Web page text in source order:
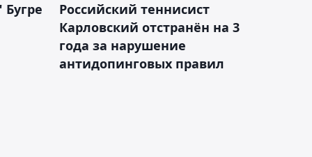
Российский теннисист
Карловский отстранён на 3
года за нарушение
антидопинговых правил